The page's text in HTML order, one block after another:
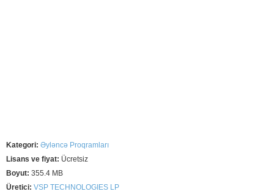
Kategori: Əyləncə Proqramları
Lisans ve fiyat: Ücretsiz
Boyut: 355.4 MB
Üretici: VSP TECHNOLOGIES LP